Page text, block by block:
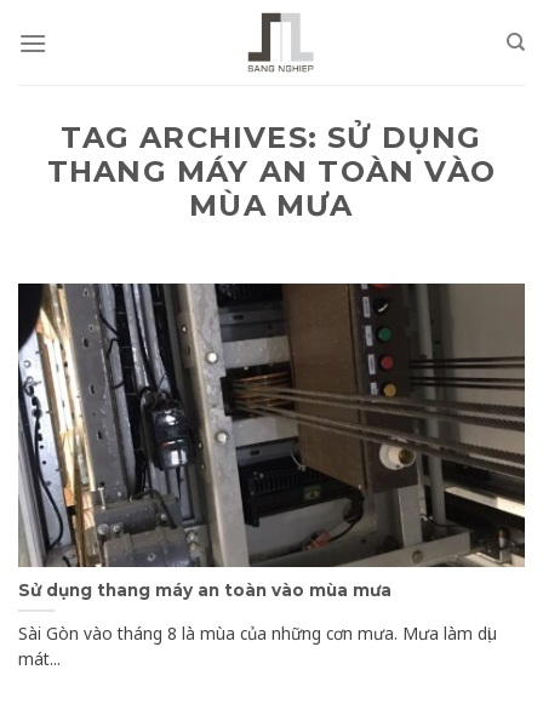
TAG ARCHIVES: SỬ DỤNG
THANG MÁY AN TOÀN VÀO
MÙA MƯA
Sử dụng thang máy an toàn vào mùa mưa
Sài Gòn vào tháng 8 là mùa của những cơn mưa. Mưa làm dịu
mát...